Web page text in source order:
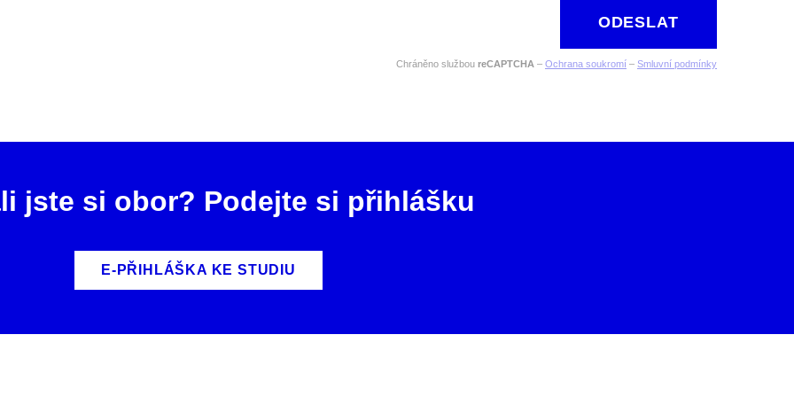
ODESLAT
Chráněno službou reCAPTCHA – Ochrana soukromí – Smluvní podmínky
jste si obor? Podejte si přihlášku
E-PŘIHLÁŠKA KE STUDIU